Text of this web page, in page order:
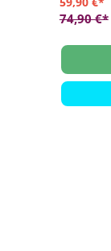
74,90 €*